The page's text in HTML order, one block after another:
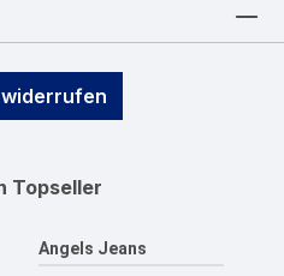
Topseller
Angels Jeans